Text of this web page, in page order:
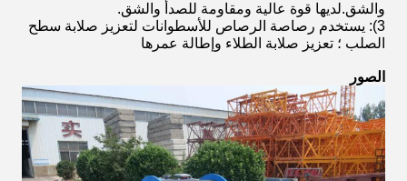
والشق.لديها قوة عالية ومقاومة للصدأ والشق.
3): يستخدم رصاصة الرصاص للأسطوانات لتعزيز صلابة سطح
الصلب ؛ تعزيز صلابة الطلاء وإطالة عمرها
الصور